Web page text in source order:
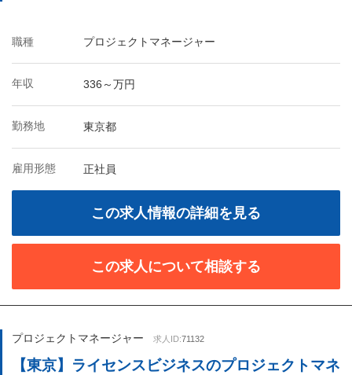
職種 プロジェクトマネージャー
年収 336～万円
勤務地 東京都
雇用形態 正社員
この求人情報の詳細を見る
この求人について相談する
プロジェクトマネージャー 求人ID:71132
【東京】ライセンスビジネスのプロジェクトマネ